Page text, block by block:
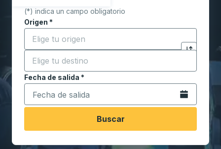
(*) indica un campo obligatorio
Origen *
Comience a escribir la ciudad de origen para abrir
Haga clic
Destino *
Comience a escribir la ciudad de destino para
Fecha de salida *
Escriba la fecha en formato de fecha Barra diagonal
Abra el
Buscar